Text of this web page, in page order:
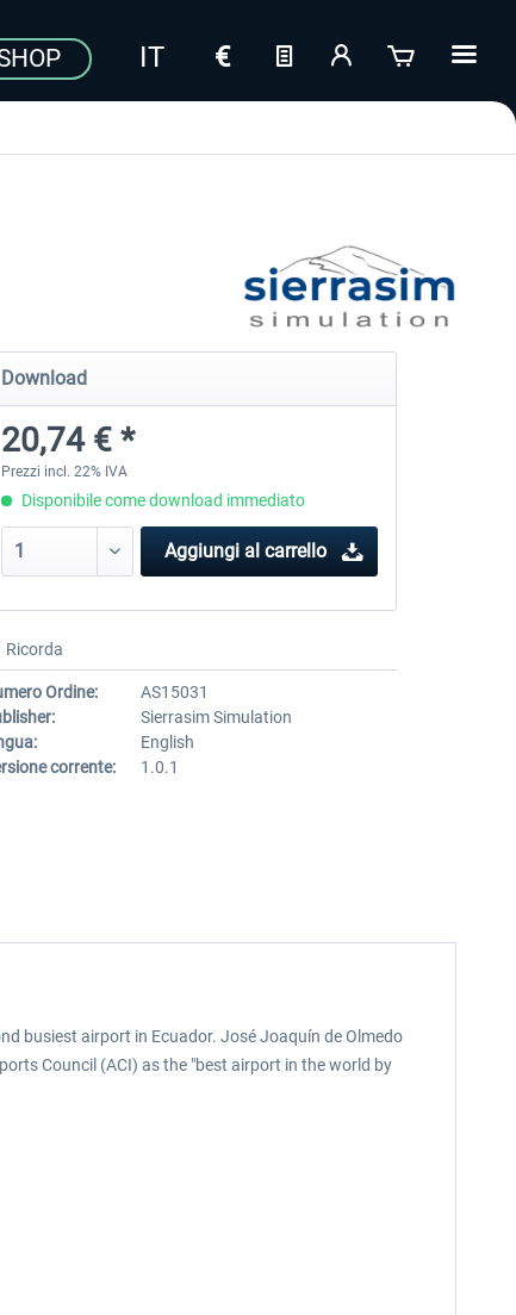
Download
20,74 € *
Prezzi incl. 22% IVA
Disponibile come download immediato
Aggiungi al carrello
Ricorda
Ordine:
AS15031
Sierrasim Simulation
English
corrente:
1.0.1
busiest airport in Ecuador. José Joaquín de Olmedo
Council (ACI) as the "best airport in the world by